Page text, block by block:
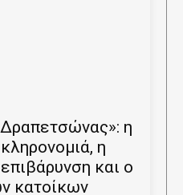
η
η
και ο
κατοίκων